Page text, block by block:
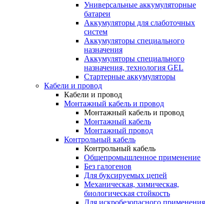
Универсальные аккумуляторные
батареи
Аккумуляторы для слаботочных
систем
Аккумуляторы специального
назначения
Аккумуляторы специального
назначения, технология GEL
Стартерные аккумуляторы
Кабели и провод
Кабели и провод
Монтажный кабель и провод
Монтажный кабель и провод
Монтажный кабель
Монтажный провод
Контрольный кабель
Контрольный кабель
Общепромышленное применение
Без галогенов
Для буксируемых цепей
Механическая, химическая,
биологическая стойкость
Для искробезопасного применения